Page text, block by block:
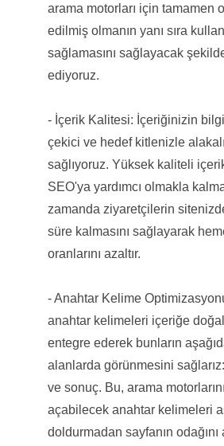
arama motorları için tamamen
edilmiş olmanın yanı sıra
sağlamasını sağlayacak
ediyoruz.
- İçerik Kalitesi: İçeriğinizin
çekici ve hedef kitlenizle alakalı
sağlıyoruz. Yüksek kaliteli
SEO'ya yardımcı olmakla
zamanda ziyaretçilerin
süre kalmasını sağlayarak
oranlarını azaltır.
- Anahtar Kelime
anahtar kelimeleri içeriğe
entegre ederek bunların
alanlarda görünmesini
ve sonuç. Bu, arama
açabilecek anahtar kelimeleri
doldurmadan sayfanın odağını